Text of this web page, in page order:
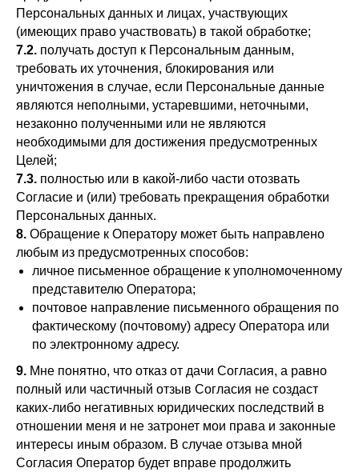
Персональных данных и лицах, участвующих
(имеющих право участвовать) в такой обработке;
7.2. получать доступ к Персональным данным,
требовать их уточнения, блокирования или
уничтожения в случае, если Персональные данные
являются неполными, устаревшими, неточными,
незаконно полученными или не являются
необходимыми для достижения предусмотренных
Целей;
7.3. полностью или в какой-либо части отозвать
Согласие и (или) требовать прекращения обработки
Персональных данных.
8. Обращение к Оператору может быть направлено
любым из предусмотренных способов:
личное письменное обращение к уполномоченному
представителю Оператора;
почтовое направление письменного обращения по
фактическому (почтовому) адресу Оператора или
по электронному адресу.
9. Мне понятно, что отказ от дачи Согласия, а равно
полный или частичный отзыв Согласия не создаст
каких-либо негативных юридических последствий в
отношении меня и не затронет мои права и законные
интересы иным образом. В случае отзыва мной
Согласия Оператор будет вправе продолжить